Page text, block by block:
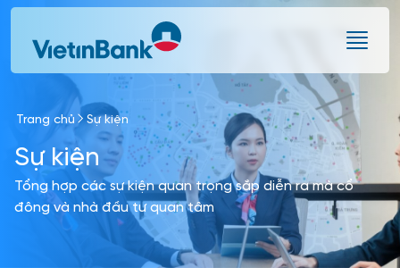
Skip to Main Content
Trang chủ Sự kiện
Sự kiện
Tổng hợp các sự kiện quan trọng sắp diễn ra mà cổ
đông và nhà đầu tư quan tâm